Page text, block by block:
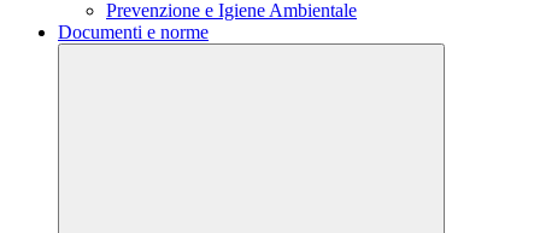
Prevenzione e Igiene Ambientale
Documenti e norme